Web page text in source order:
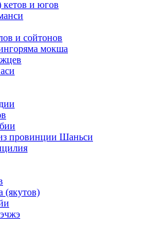
и югов
и сойтонов
мокша
провинции Шаньси
(якутов)